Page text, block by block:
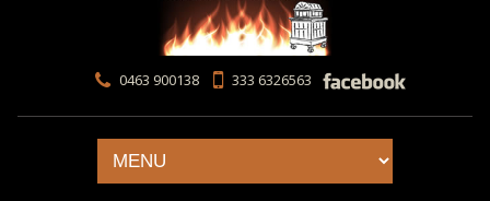
0463 900138 333 6326563